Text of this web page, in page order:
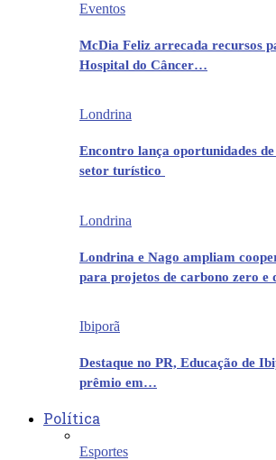
Eventos
McDia Feliz arrecada recursos
Hospital do Câncer…
Londrina
Encontro lança oportunidades
setor turístico
Londrina
Londrina e Nago ampliam
para projetos de carbono zero e
Ibiporã
Destaque no PR, Educação de
prêmio em…
Política
Esportes